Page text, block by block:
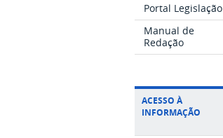
Portal Legislação
Manual de
Redação
ACESSO À
INFORMAÇÃO